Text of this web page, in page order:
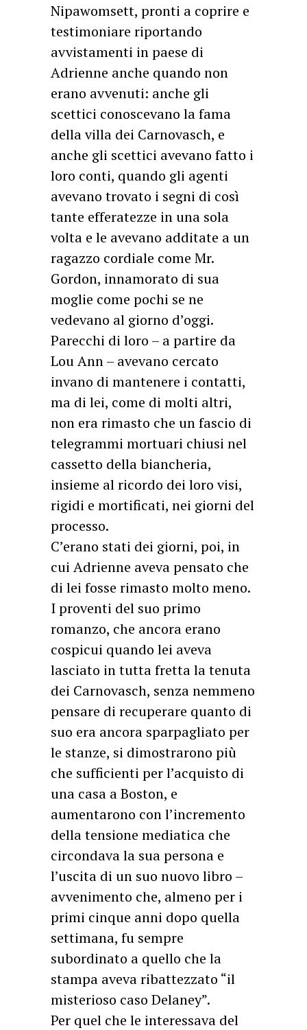
Nipawomsett, pronti a coprire e
testimoniare riportando
avvistamenti in paese di
Adrienne anche quando non
erano avvenuti: anche gli
scettici conoscevano la fama
della villa dei Carnovasch, e
anche gli scettici avevano fatto i
loro conti, quando gli agenti
avevano trovato i segni di così
tante efferatezze in una sola
volta e le avevano additate a un
ragazzo cordiale come Mr.
Gordon, innamorato di sua
moglie come pochi se ne
vedevano al giorno d’oggi.
Parecchi di loro – a partire da
Lou Ann – avevano cercato
invano di mantenere i contatti,
ma di lei, come di molti altri,
non era rimasto che un fascio di
telegrammi mortuari chiusi nel
cassetto della biancheria,
insieme al ricordo dei loro visi,
rigidi e mortificati, nei giorni del
processo.
C’erano stati dei giorni, poi, in
cui Adrienne aveva pensato che
di lei fosse rimasto molto meno.
I proventi del suo primo
romanzo, che ancora erano
cospicui quando lei aveva
lasciato in tutta fretta la tenuta
dei Carnovasch, senza nemmeno
pensare di recuperare quanto di
suo era ancora sparpagliato per
le stanze, si dimostrarono più
che sufficienti per l’acquisto di
una casa a Boston, e
aumentarono con l’incremento
della tensione mediatica che
circondava la sua persona e
l’uscita di un suo nuovo libro –
avvenimento che, almeno per i
primi cinque anni dopo quella
settimana, fu sempre
subordinato a quello che la
stampa aveva ribattezzato “il
misterioso caso Delaney”.
Per quel che le interessava del